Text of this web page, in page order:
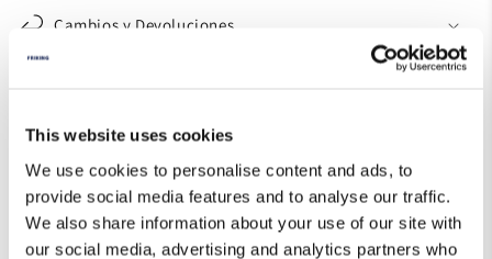
This website uses cookies
We use cookies to personalise content and ads, to
provide social media features and to analyse our traffic.
We also share information about your use of our site with
our social media, advertising and analytics partners who
Cambios y Devoluciones